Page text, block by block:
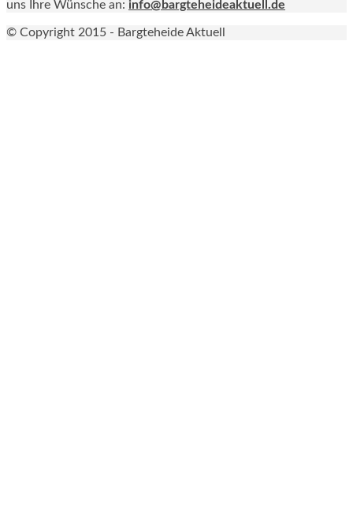
uns Ihre Wünsche an: info@bargteheideaktuell.de
© Copyright 2015 - Bargteheide Aktuell